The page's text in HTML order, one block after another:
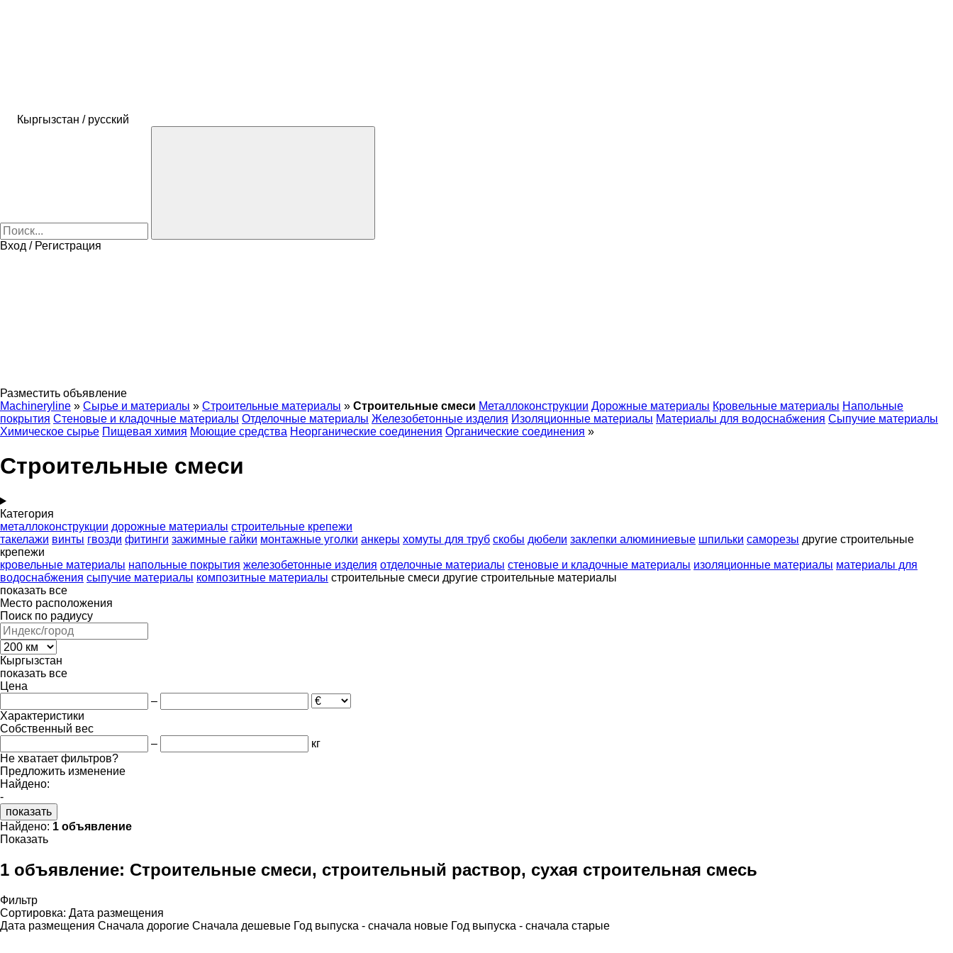
Кыргызстан / русский
Вход / Регистрация
Разместить объявление
Machineryline » Сырье и материалы » Строительные материалы » Строительные смеси Металлоконструкции Дорожные материалы Кровельные материалы Напольные
покрытия Стеновые и кладочные материалы Отделочные материалы Железобетонные изделия Изоляционные материалы Материалы для водоснабжения Сыпучие материалы
Химическое сырье Пищевая химия Моющие средства Неорганические соединения Органические соединения »
Строительные смеси
Категория
металлоконструкции дорожные материалы строительные крепежи
такелажи винты гвозди фитинги зажимные гайки монтажные уголки анкеры хомуты для труб скобы дюбели заклепки алюминиевые шпильки саморезы другие строительные
крепежи
кровельные материалы напольные покрытия железобетонные изделия отделочные материалы стеновые и кладочные материалы изоляционные материалы материалы для
водоснабжения сыпучие материалы композитные материалы строительные смеси другие строительные материалы
показать все
Место расположения
Поиск по радиусу
Кыргызстан
показать все
Цена
–
Характеристики
Собственный вес
–
кг
Не хватает фильтров?
Предложить изменение
Найдено:
-
показать
Найдено: 1 объявление
Показать
1 объявление: Строительные смеси, строительный раствор, сухая строительная смесь
Фильтр
Сортировка: Дата размещения
Дата размещения Сначала дорогие Сначала дешевые Год выпуска - сначала новые Год выпуска - сначала старые